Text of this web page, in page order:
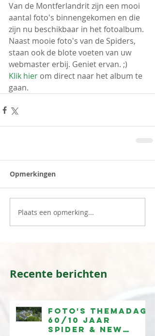
Van de Montferlandrit zijn een mooi
aantal foto's binnengekomen en die
zijn nu beschikbaar in het fotoalbum.
Naast mooie foto's van de Spiders,
staan ook de blote voeten van uw
webmaster erbij. Geniet ervan. ;)
Klik hier om direct naar het album te
gaan.
Opmerkingen
Plaats een opmerking...
Recente berichten
Foto's Themadag
60/10 jaar
Spider & New